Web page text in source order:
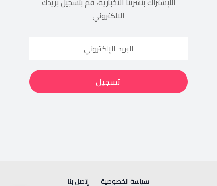
الالكتروني
سياسة الخصوصية إتصل بنا